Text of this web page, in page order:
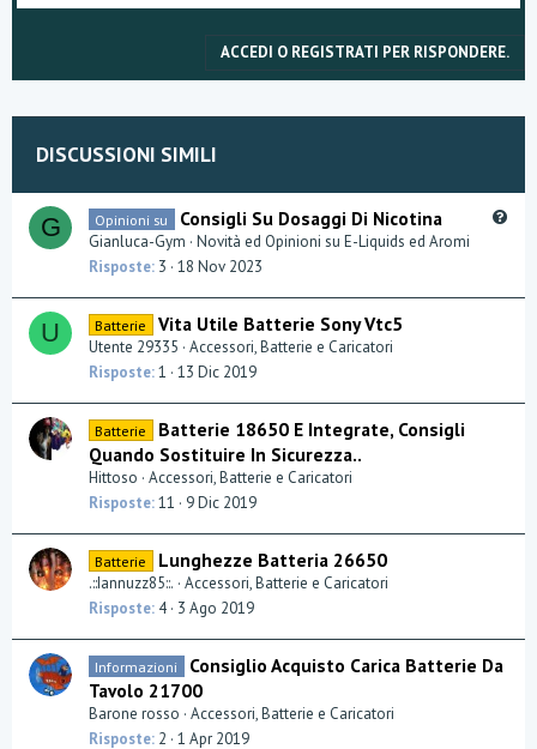
ACCEDI O REGISTRATI PER RISPONDERE.
DISCUSSIONI SIMILI
G Opinioni su Consigli Su Dosaggi Di Nicotina
Gianluca-Gym Novità ed Opinioni su E-Liquids ed Aromi
Risposte 3 18 Nov 2023
U Batterie Vita Utile Batterie Sony Vtc5
Utente 29335 Accessori, Batterie e Caricatori
Risposte 1 13 Dic 2019
Batterie
Batterie 18650 E Integrate, Consigli
Quando Sostituire In Sicurezza..
Hittoso Accessori, Batterie e Caricatori
Risposte 11 9 Dic 2019
Batterie Lunghezze Batteria 26650
.::Iannuzz85::. Accessori, Batterie e Caricatori
Risposte 4 3 Ago 2019
Informazioni
Consiglio Acquisto Carica Batterie Da
Tavolo 21700
Barone rosso Accessori, Batterie e Caricatori
Risposte 2 1 Apr 2019